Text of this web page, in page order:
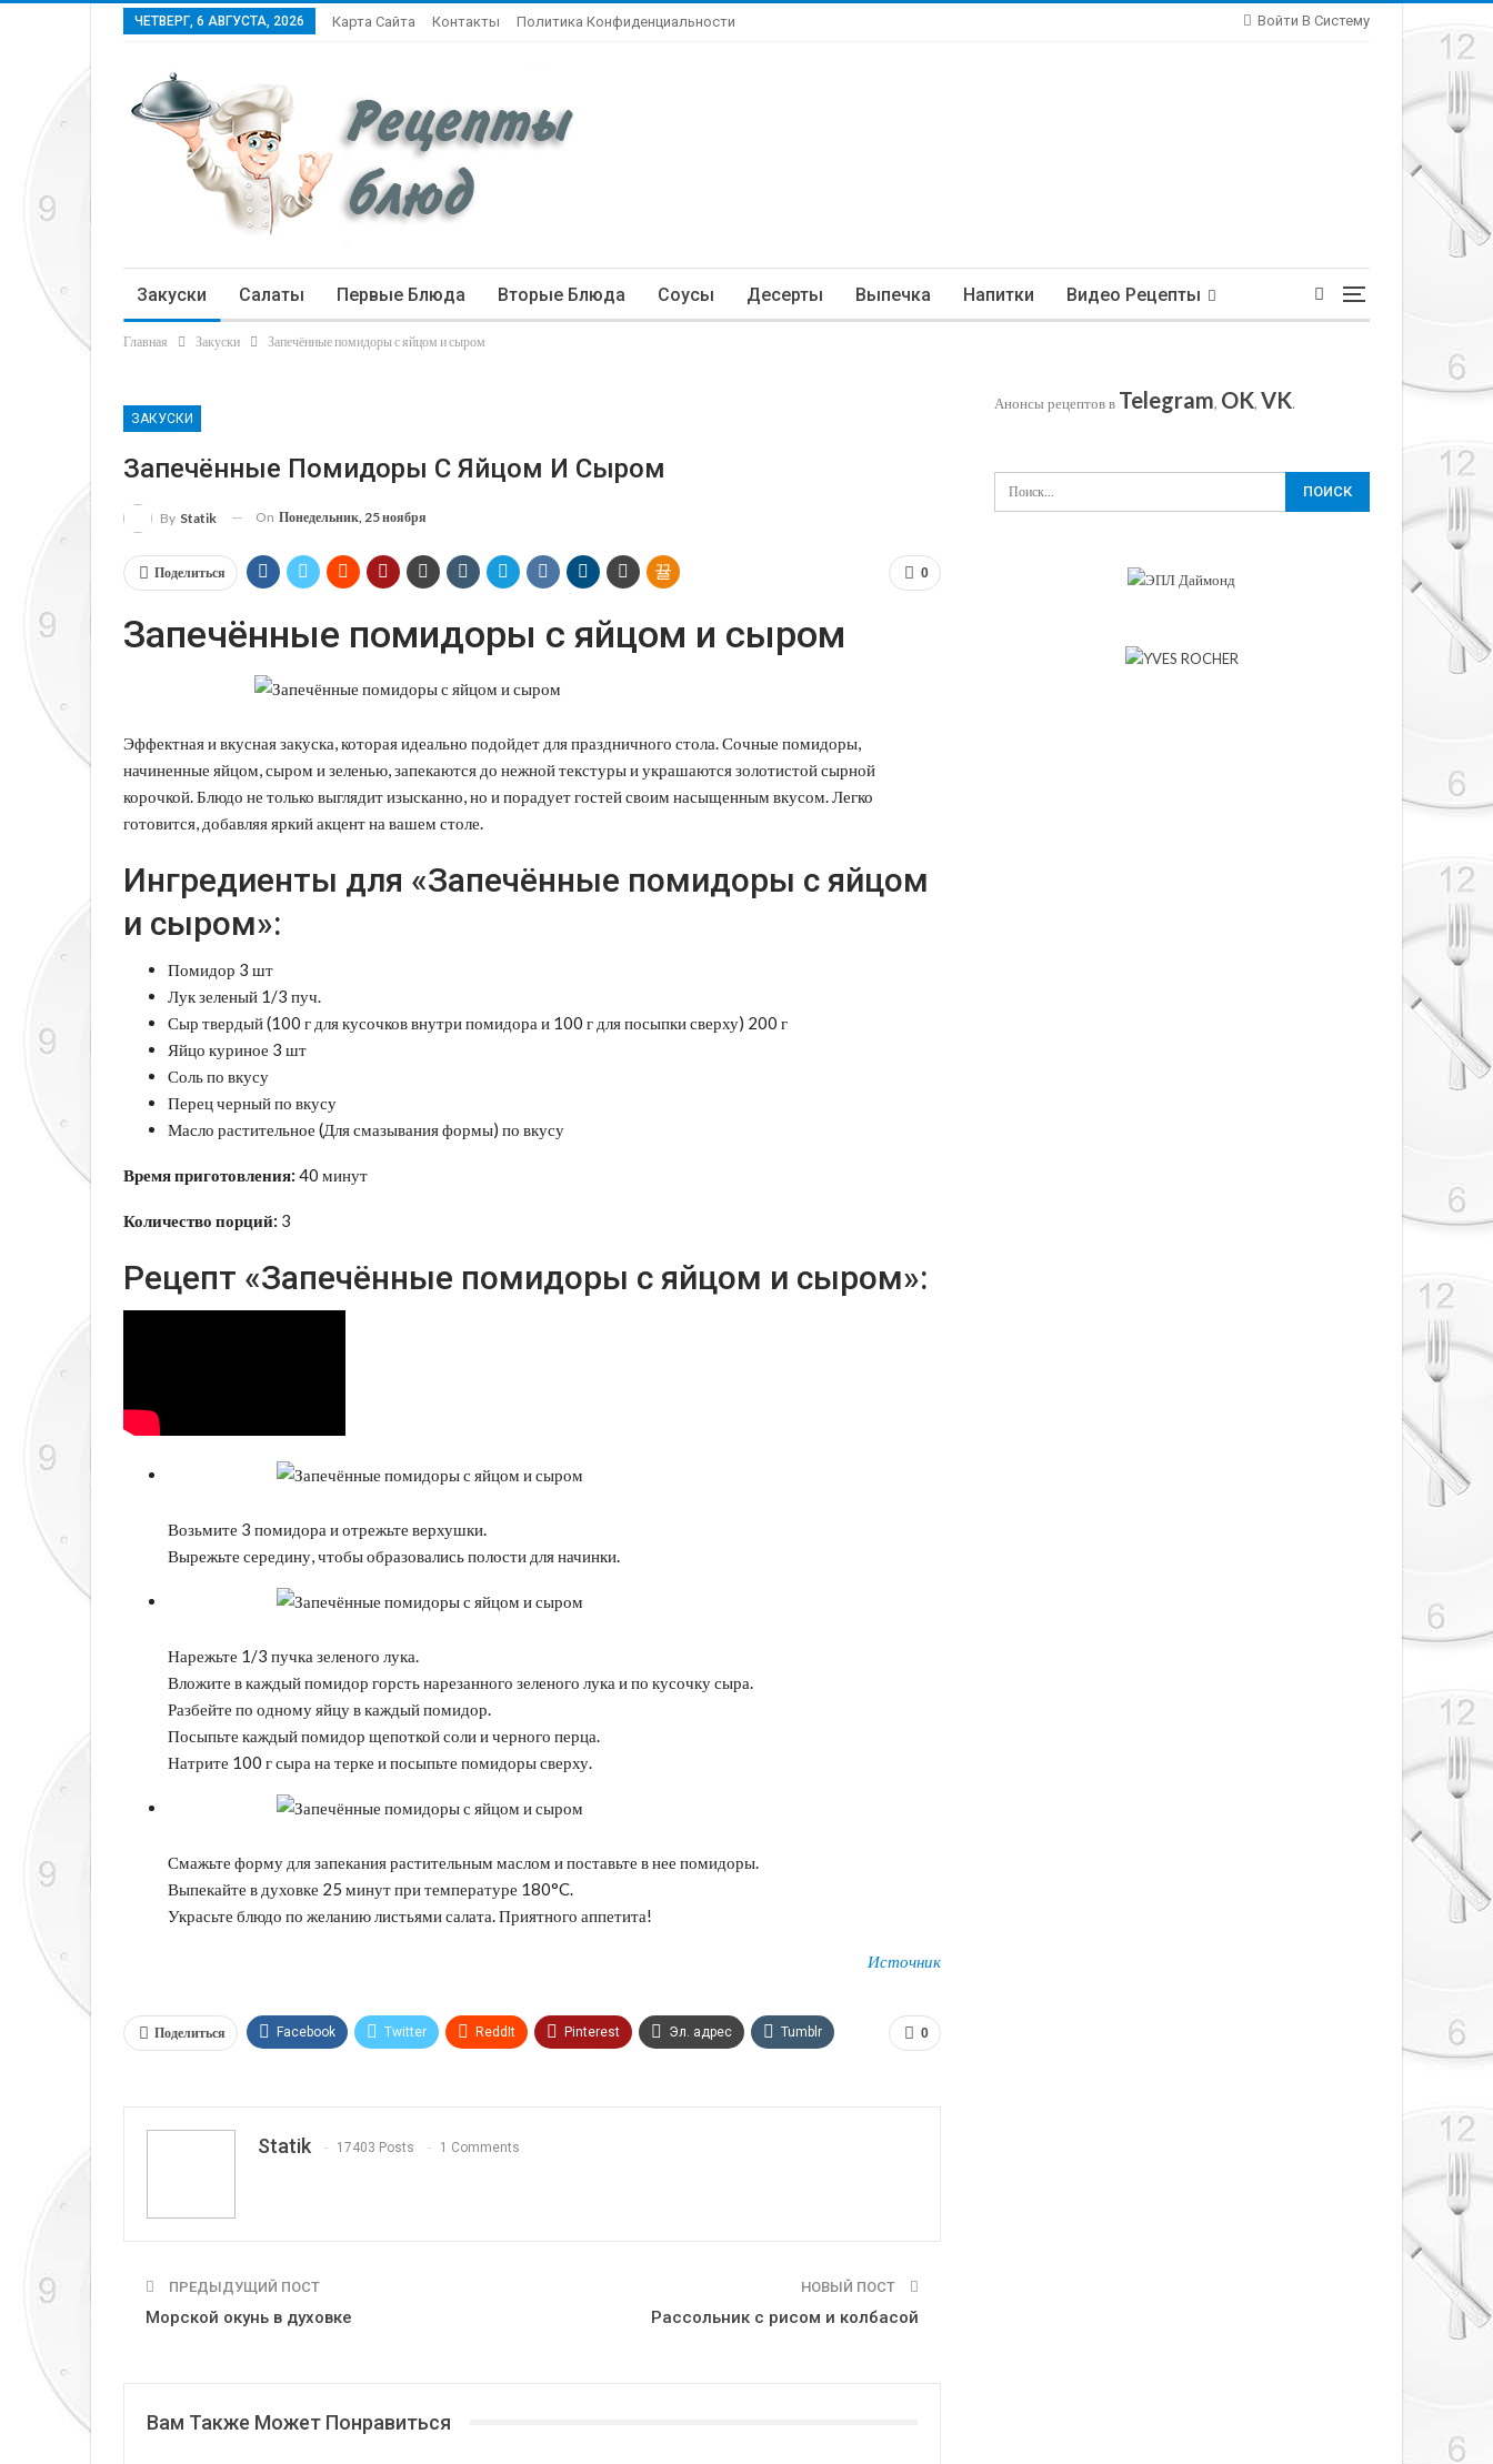
Войти В Систему
ЧЕТВЕРГ, 6 АВГУСТА, 2026 Карта Сайта Контакты Политика Конфиденциальности
Закуски Салаты Первые Блюда Вторые Блюда Соусы Десерты Выпечка Напитки Видео Рецепты
Статьи
Главная Закуски Запечённые помидоры с яйцом и сыром
ЗАКУСКИ
Запечённые Помидоры С Яйцом И Сыром
By Statik On Понедельник, 25 ноября
0
Поделиться
Запечённые помидоры с яйцом и сыром
Эффектная и вкусная закуска, которая идеально подойдет для праздничного стола. Сочные помидоры,
начиненные яйцом, сыром и зеленью, запекаются до нежной текстуры и украшаются золотистой сырной
корочкой. Блюдо не только выглядит изысканно, но и порадует гостей своим насыщенным вкусом. Легко
готовится, добавляя яркий акцент на вашем столе.
Ингредиенты для «Запечённые помидоры с яйцом
и сыром»:
Помидор 3 шт
Лук зеленый 1/3 пуч.
Сыр твердый (100 г для кусочков внутри помидора и 100 г для посыпки сверху) 200 г
Яйцо куриное 3 шт
Соль по вкусу
Перец черный по вкусу
Масло растительное (Для смазывания формы) по вкусу
Время приготовления: 40 минут
Количество порций: 3
Рецепт «Запечённые помидоры с яйцом и сыром»:
Возьмите 3 помидора и отрежьте верхушки.
Вырежьте середину, чтобы образовались полости для начинки.
Нарежьте 1/3 пучка зеленого лука.
Вложите в каждый помидор горсть нарезанного зеленого лука и по кусочку сыра.
Разбейте по одному яйцу в каждый помидор.
Посыпьте каждый помидор щепоткой соли и черного перца.
Натрите 100 г сыра на терке и посыпьте помидоры сверху.
Смажьте форму для запекания растительным маслом и поставьте в нее помидоры.
Выпекайте в духовке 25 минут при температуре 180°C.
Украсьте блюдо по желанию листьями салата. Приятного аппетита!
Источник
0
Поделиться Facebook Twitter ReddIt Pinterest Эл. адрес Tumblr
Statik 17403 Posts 1 Comments
ПРЕДЫДУЩИЙ ПОСТ
Морской окунь в духовке
НОВЫЙ ПОСТ
Рассольник с рисом и колбасой
Вам Также Может Понравиться
Анонсы рецептов в Telegram, OK, VK.